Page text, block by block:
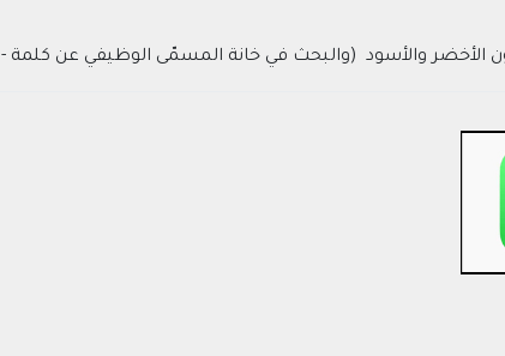
الأخضر والأسود (والبحث في خانة المسمّى الوظيفي عن كلمة -